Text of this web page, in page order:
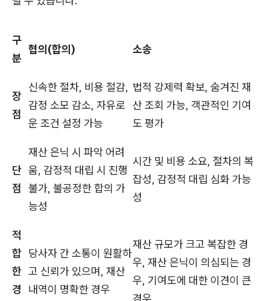
구
분
협의(합의) 소송
장
점
신속한 절차, 비용 절감,
감정 소모 감소, 자유로
운 조건 설정 가능
법적 강제력 확보, 숨겨진 재
산 조회 가능, 객관적인 기여
도 평가
단
점
재산 은닉 시 파악 어려
움, 감정적 대립 시 진행
불가, 불공정한 합의 가
능성
시간 및 비용 소요, 절차의 복
잡성, 감정적 대립 심화 가능
성
적
합
한
경
당사자 간 소통이 원활하
고 신뢰가 있으며, 재산
내역이 명확한 경우
재산 규모가 크고 복잡한 경
우, 재산 은닉이 의심되는 경
우, 기여도에 대한 이견이 큰